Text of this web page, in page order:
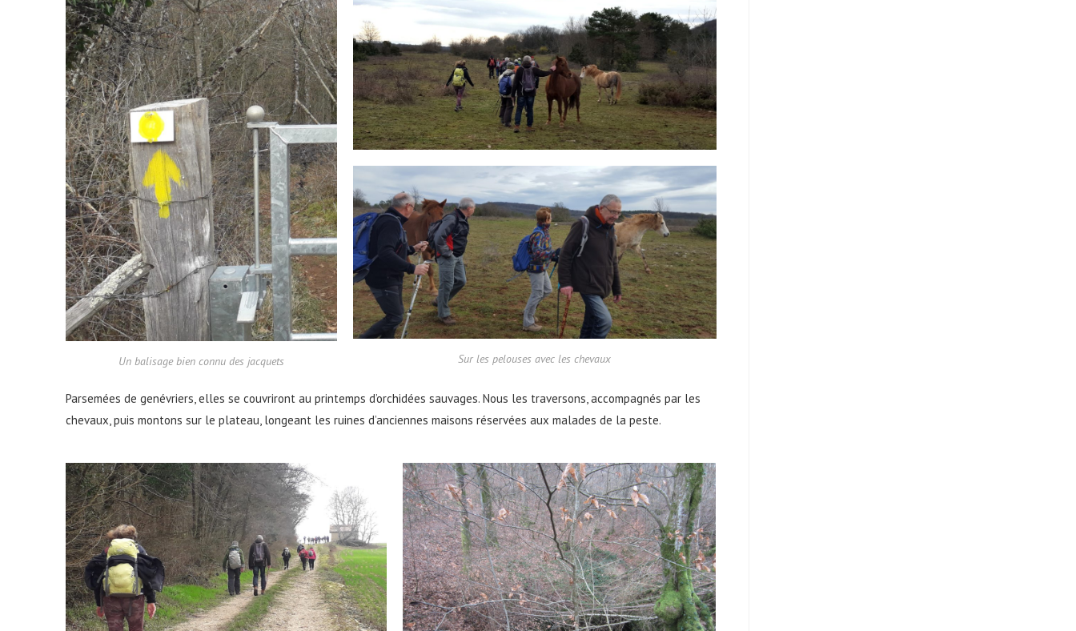
Un balisage bien connu des jacquets Sur les pelouses avec les chevaux
Parsemées de genévriers, elles se couvriront au printemps d’orchidées sauvages. Nous les traversons, accompagnés par les
chevaux, puis montons sur le plateau, longeant les ruines d’anciennes maisons réservées aux malades de la peste.